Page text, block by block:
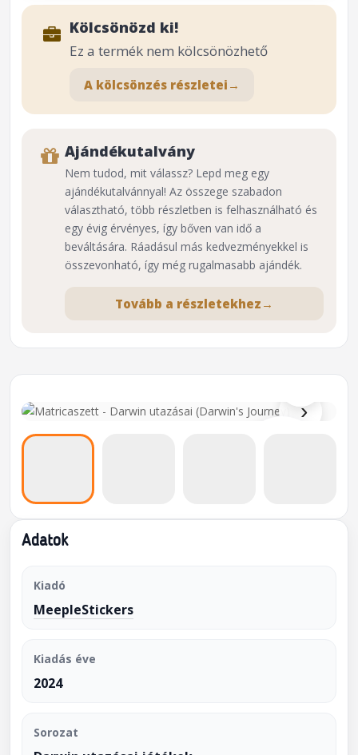
›
⌕
Adatok
Kiadó
MeepleStickers
Kiadás éve
2024
Sorozat
Kölcsönözd ki!
Ez a termék nem kölcsönözhető
A kölcsönzés részletei →
Ajándékutalvány
Nem tudod, mit válassz? Lepd meg egy
ajándékutalvánnyal! Az összege szabadon
választható, több részletben is felhasználható és
egy évig érvényes, így bőven van idő a
beváltására. Ráadásul más kedvezményekkel is
összevonható, így még rugalmasabb ajándék.
Tovább a részletekhez →